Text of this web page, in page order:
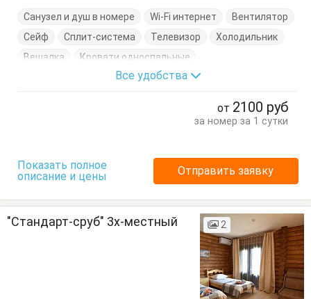
Санузел и душ в номере Wi-Fi интернет
Вентилятор
Сейф
Сплит-система Телевизор
Холодильник
Вешалка
Кровати односпальные
Кровать двуспальная
Стол Стулья
Все удобства
от 2100 руб
за номер за 1 сутки
Показать полное
описание и цены
Отправить заявку
"Стандарт-сруб" 3х-местный 2